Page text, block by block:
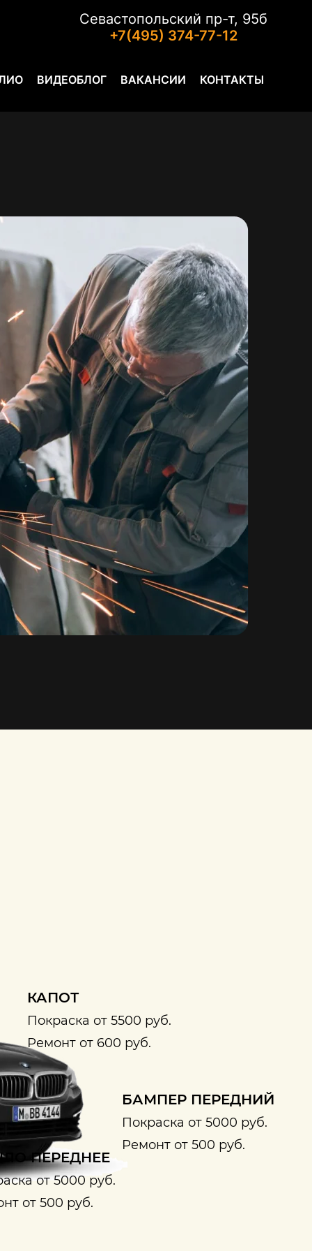
Севастопольский пр-т, 95б
+7(495) 374-77-12
ВИДЕОБЛОГ ВАКАНСИИ КОНТАКТЫ
КАПОТ
Покраска от 5500 руб.
Ремонт от 600 руб.
БАМПЕР ПЕРЕДНИЙ
Покраска от 5000 руб.
Ремонт от 500 руб.
ПЕРЕДНЕЕ
от 5000 руб.
от 500 руб.